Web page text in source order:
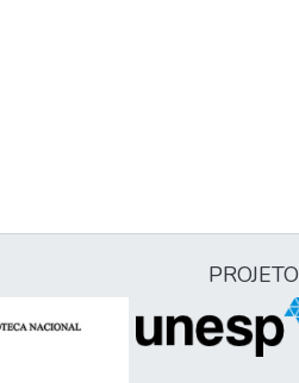
PROJETO